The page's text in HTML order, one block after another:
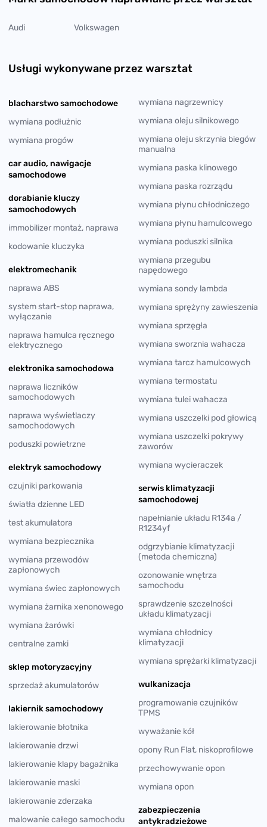
Audi Volkswagen
Usługi wykonywane przez warsztat
blacharstwo samochodowe
wymiana podłużnic
wymiana progów
car audio, nawigacje
samochodowe
dorabianie kluczy
samochodowych
immobilizer montaż, naprawa
kodowanie kluczyka
elektromechanik
naprawa ABS
system start-stop naprawa,
wyłączanie
naprawa hamulca ręcznego
elektrycznego
elektronika samochodowa
naprawa liczników
samochodowych
naprawa wyświetlaczy
samochodowych
poduszki powietrzne
elektryk samochodowy
czujniki parkowania
światła dzienne LED
test akumulatora
wymiana bezpiecznika
wymiana przewodów
zapłonowych
wymiana świec zapłonowych
wymiana żarnika xenonowego
wymiana żarówki
centralne zamki
sklep motoryzacyjny
sprzedaż akumulatorów
lakiernik samochodowy
lakierowanie błotnika
lakierowanie drzwi
lakierowanie klapy bagażnika
lakierowanie maski
lakierowanie zderzaka
malowanie całego samochodu
wymiana nagrzewnicy
wymiana oleju silnikowego
wymiana oleju skrzynia biegów
manualna
wymiana paska klinowego
wymiana paska rozrządu
wymiana płynu chłodniczego
wymiana płynu hamulcowego
wymiana poduszki silnika
wymiana przegubu
napędowego
wymiana sondy lambda
wymiana sprężyny zawieszenia
wymiana sprzęgła
wymiana sworznia wahacza
wymiana tarcz hamulcowych
wymiana termostatu
wymiana tulei wahacza
wymiana uszczelki pod głowicą
wymiana uszczelki pokrywy
zaworów
wymiana wycieraczek
serwis klimatyzacji
samochodowej
napełnianie układu R134a /
R1234yf
odgrzybianie klimatyzacji
(metoda chemiczna)
ozonowanie wnętrza
samochodu
sprawdzenie szczelności
układu klimatyzacji
wymiana chłodnicy
klimatyzacji
wymiana sprężarki klimatyzacji
wulkanizacja
programowanie czujników
TPMS
wyważanie kół
opony Run Flat, niskoprofilowe
przechowywanie opon
wymiana opon
zabezpieczenia
antykradzieżowe